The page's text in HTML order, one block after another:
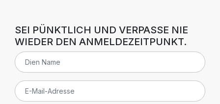
SEI PÜNKTLICH UND VERPASSE NIE
WIEDER DEN ANMELDEZEITPUNKT.